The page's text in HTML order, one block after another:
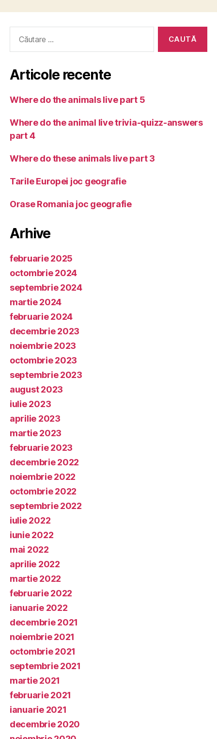
după:
Articole recente
Where do the animals live part 5
Where do the animal live trivia-quizz-answers
part 4
Where do these animals live part 3
Tarile Europei joc geografie
Orase Romania joc geografie
Arhive
februarie 2025
octombrie 2024
septembrie 2024
martie 2024
februarie 2024
decembrie 2023
noiembrie 2023
octombrie 2023
septembrie 2023
august 2023
iulie 2023
aprilie 2023
martie 2023
februarie 2023
decembrie 2022
noiembrie 2022
octombrie 2022
septembrie 2022
iulie 2022
iunie 2022
mai 2022
aprilie 2022
martie 2022
februarie 2022
ianuarie 2022
decembrie 2021
noiembrie 2021
octombrie 2021
septembrie 2021
martie 2021
februarie 2021
ianuarie 2021
decembrie 2020